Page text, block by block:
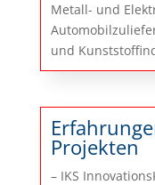
Metall- und
und
Projekten
– IKS